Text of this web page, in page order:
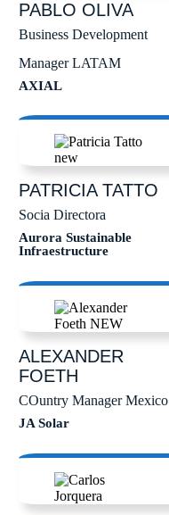
PABLO OLIVA
Business Development
Manager LATAM
AXIAL
PATRICIATATTO
Socia Directora
Aurora Sustainable
Infraestructure
ALEXANDER
FOETH
COuntry Manager Mexico
JA Solar